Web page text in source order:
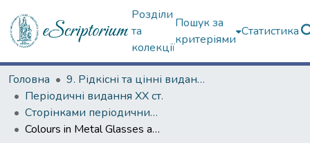
Розділи
та
колекції
Пошук за
критеріями
Статистика
Головна
9. Рідкісні та цінні видання
Періодичні видання ХХ ст.
Сторінками періодичних видань ХХ ст.
Colours in Metal Glasses and in Metallic Films